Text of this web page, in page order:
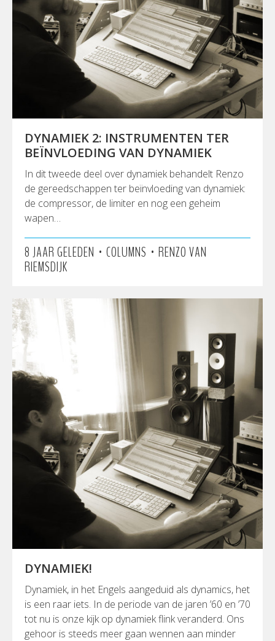
DYNAMIEK 2: INSTRUMENTEN TER
BEÏNVLOEDING VAN DYNAMIEK
In dit tweede deel over dynamiek behandelt Renzo
de gereedschappen ter beïnvloeding van dynamiek:
de compressor, de limiter en nog een geheim
wapen…
8 JAAR GELEDEN • COLUMNS • RENZO VAN
RIEMSDIJK
DYNAMIEK!
Dynamiek, in het Engels aangeduid als dynamics, het
is een raar iets. In de periode van de jaren ’60 en ’70
tot nu is onze kijk op dynamiek flink veranderd. Ons
gehoor is steeds meer gaan wennen aan minder